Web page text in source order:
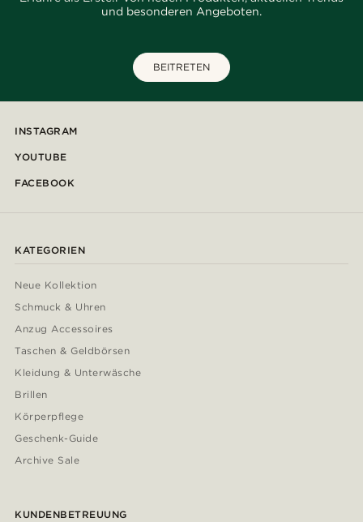
und besonderen Angeboten.
BEITRETEN
INSTAGRAM
YOUTUBE
FACEBOOK
KATEGORIEN
Neue Kollektion
Schmuck & Uhren
Anzug Accessoires
Taschen & Geldbörsen
Kleidung & Unterwäsche
Brillen
Körperpflege
Geschenk-Guide
Archive Sale
KUNDENBETREUUNG